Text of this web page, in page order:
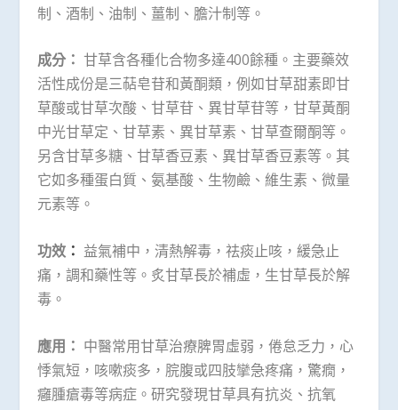
制、酒制、油制、薑制、膽汁制等。
成分： 甘草含各種化合物多達400餘種。主要藥效
活性成份是三萜皂苷和黃酮類，例如甘草甜素即甘
草酸或甘草次酸、甘草苷、異甘草苷等，甘草黃酮
中光甘草定、甘草素、異甘草素、甘草查爾酮等。
另含甘草多糖、甘草香豆素、異甘草香豆素等。其
它如多種蛋白質、氨基酸、生物鹼、維生素、微量
元素等。
功效 ： 益氣補中，清熱解毒，祛痰止咳，緩急止
痛，調和藥性等。炙甘草長於補虛，生甘草長於解
毒。
應用： 中醫常用甘草治療脾胃虛弱，倦怠乏力，心
悸氣短，咳嗽痰多，脘腹或四肢攣急疼痛，驚癇，
癰腫瘡毒等病症。研究發現甘草具有抗炎、抗氧